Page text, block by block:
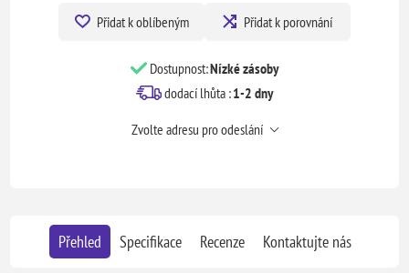
Přidat k oblíbeným Přidat k porovnání
Dostupnost:Nízké zásoby
dodací lhůta :1-2 dny
Zvolte adresu pro odeslání
Přehled Specifikace Recenze Kontaktujte nás